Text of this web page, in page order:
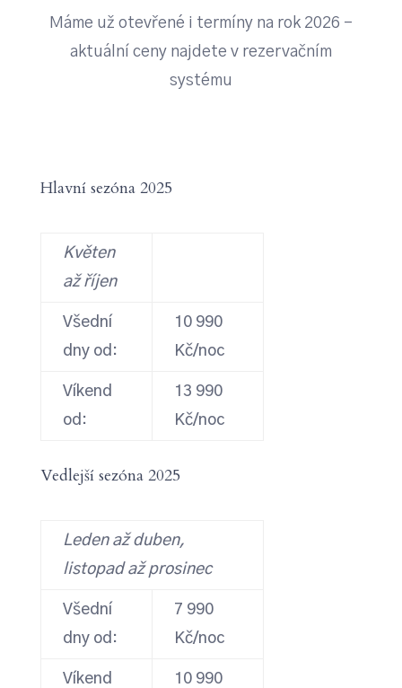
Máme už otevřené i termíny na rok 2026 –
aktuální ceny najdete v rezervačním
systému
Hlavní sezóna 2025
Květen
až říjen
Všední
dny od:
10 990
Kč/noc
Víkend
od:
13 990
Kč/noc
Vedlejší sezóna 2025
Leden až duben,
listopad až prosinec
Všední
dny od:
7 990
Kč/noc
Víkend
10 990